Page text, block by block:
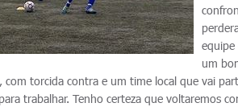
equipe
um
com torcida contra e um time local que vai
trabalhar. Tenho certeza que voltaremos